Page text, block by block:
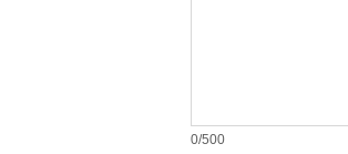
0/500